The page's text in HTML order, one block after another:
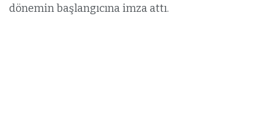
dönemin başlangıcına imza attı.